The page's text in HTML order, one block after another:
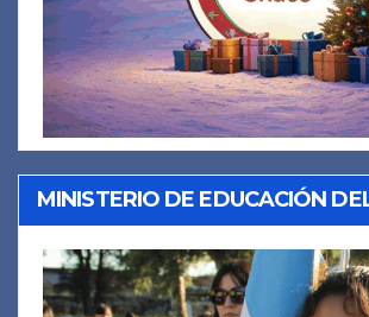
MINISTERIO DE EDUCACIÓN